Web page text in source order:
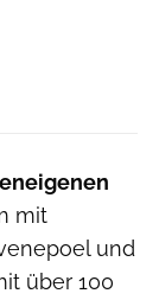
mit
und
über 100